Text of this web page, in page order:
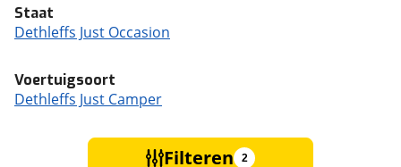
Staat
Dethleffs Just Occasion
Voertuigsoort
Dethleffs Just Camper
Filteren 2